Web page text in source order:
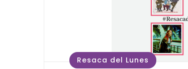
Resaca del Lunes